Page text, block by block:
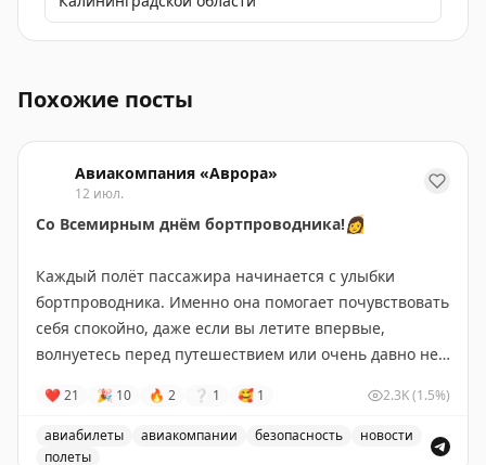
Похожие посты
Авиакомпания «Аврора»
12 июл.
Со Всемирным днём бортпроводника!👩
Каждый полёт пассажира начинается с улыбки
бортпроводника. Именно она помогает почувствовать
себя спокойно, даже если вы летите впервые,
волнуетесь перед путешествием или очень давно не
Бортпроводники — это люди, которые умеют быть
одновременно внимательными, заботливыми и
❤ 21 🎉 10 🔥 2 ❔ 1 🥰 1 2.3K(1.5%)
авиабилеты авиакомпании безопасность
новости
полеты